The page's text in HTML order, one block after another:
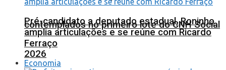
contemplados no primeiro lote do CNH Social
2026
Pré-candidato a deputado estadual, Roninho
amplia articulações e se reúne com Ricardo
Ferraço
Economia